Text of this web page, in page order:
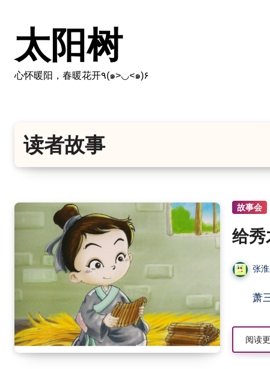
太阳树
心怀暖阳，春暖花开٩(๑>◡<๑)۶
读者故事
故事会
给秀
张
阅读